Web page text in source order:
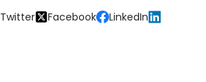
LinkedIn
Facebook
Twitter